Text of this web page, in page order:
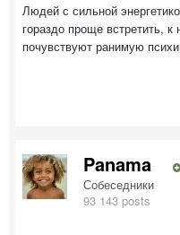
Людей с сильной
гораздо проще встретить,
почувствуют ранимую
Panama
Собеседники
93 143 posts